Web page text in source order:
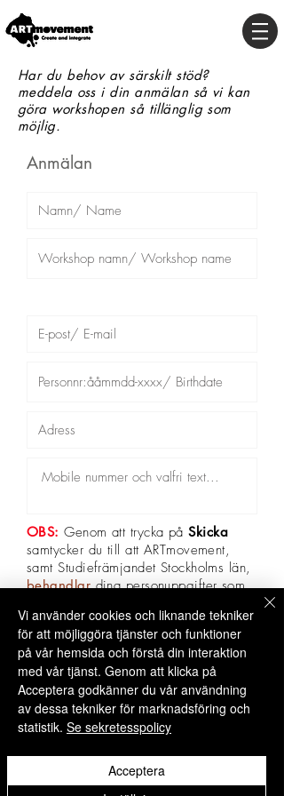
Har du behov av särskilt stöd?
meddela oss i din anmälan så vi kan
göra workshopen så tillänglig som
möjlig.
Anmälan
OBS: Genom att trycka påSkicka
samtycker du till att ARTmovement,
samt Studiefrämjandet Stockholms län,
behandlardina personuppgifter som
workshops.
Skicka!
Vi använder cookies och liknande tekniker
för att möjliggöra tjänster och funktioner
på vår hemsida och förstå din interaktion
med vår tjänst. Genom att klicka på
Acceptera godkänner du vår användning
av dessa tekniker för marknadsföring och
statistik. Se sekretesspolicy
Acceptera